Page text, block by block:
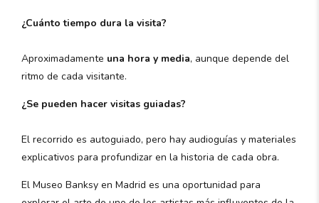
¿Cuánto tiempo dura la visita?
Aproximadamente una hora y media, aunque depende del
ritmo de cada visitante.
¿Se pueden hacer visitas guiadas?
El recorrido es autoguiado, pero hay audioguías y materiales
explicativos para profundizar en la historia de cada obra.
El Museo Banksy en Madrid es una oportunidad para